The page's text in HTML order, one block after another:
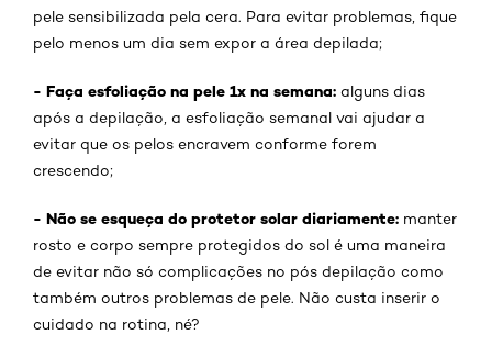
pele sensibilizada pela cera. Para evitar problemas, fique
pelo menos um dia sem expor a área depilada;
- Faça esfoliação na pele 1x na semana: alguns dias
após a depilação, a esfoliação semanal vai ajudar a
evitar que os pelos encravem conforme forem
crescendo;
- Não se esqueça do protetor solar diariamente: manter
rosto e corpo sempre protegidos do sol é uma maneira
de evitar não só complicações no pós depilação como
também outros problemas de pele. Não custa inserir o
cuidado na rotina, né?